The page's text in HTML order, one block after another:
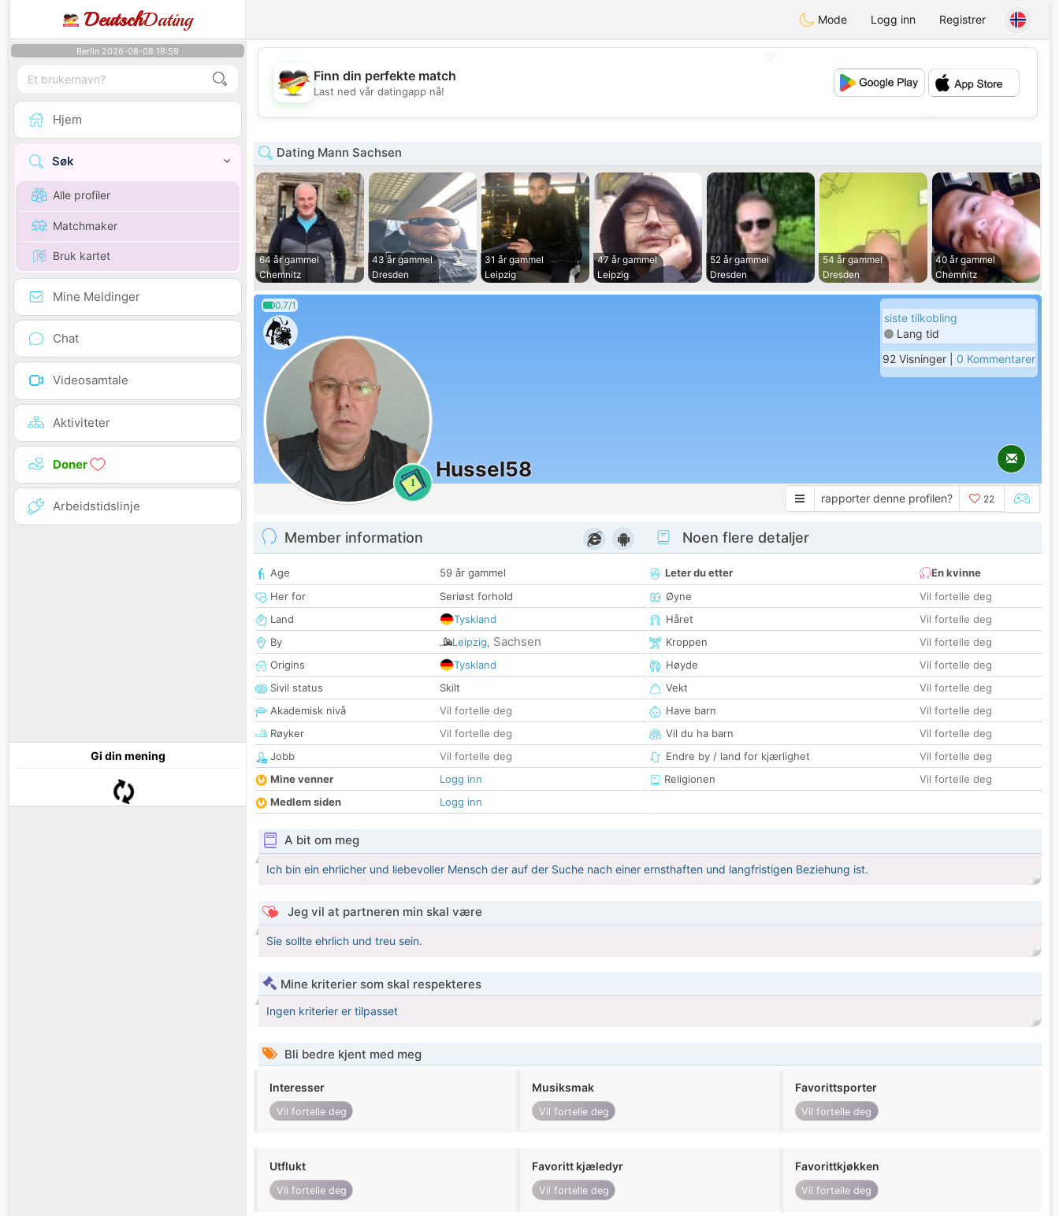
DeutschDating Mode Logg inn Registrer
Berlin 2026-08-08 18:59
Hjem
Søk
Alle profiler
Matchmaker
Bruk kartet
Mine Meldinger
Chat
Videosamtale
Aktiviteter
Doner
Arbeidstidslinje
Gi din mening
💖
💕
Finn din perfekte match
Last ned vår datingapp nå!
Dating Mann Sachsen
64 år gammel
Chemnitz
43 år gammel
Dresden
31 år gammel
Leipzig
47 år gammel
Leipzig
52 år gammel
Dresden
54 år gammel
Dresden
40 år gammel
Chemnitz
0.7/1
1
Hussel58
siste tilkobling
Lang tid
92 Visninger | 0 Kommentarer
rapporter denne profilen? 22
Member information
Age
59 år gammel
Her for
Seriøst forhold
Land
Tyskland
By
Leipzig, Sachsen
Origins
Tyskland
Sivil status
Skilt
Akademisk nivå
Vil fortelle deg
Røyker
Vil fortelle deg
Jobb
Vil fortelle deg
Mine venner
Logg inn
Medlem siden
Logg inn
Noen flere detaljer
Leter du etter
En kvinne
Øyne
Vil fortelle deg
Håret
Vil fortelle deg
Kroppen
Vil fortelle deg
Høyde
Vil fortelle deg
Vekt
Vil fortelle deg
Have barn
Vil fortelle deg
Vil du ha barn
Vil fortelle deg
Endre by / land for kjærlighet
Vil fortelle deg
Religionen
Vil fortelle deg
A bit om meg
Ich bin ein ehrlicher und liebevoller Mensch der auf der Suche nach einer ernsthaften und langfristigen Beziehung ist.
Jeg vil at partneren min skal være
Sie sollte ehrlich und treu sein.
Mine kriterier som skal respekteres
Ingen kriterier er tilpasset
Bli bedre kjent med meg
Interesser
Vil fortelle deg
Musiksmak
Vil fortelle deg
Favorittsporter
Vil fortelle deg
Utflukt
Vil fortelle deg
Favoritt kjæledyr
Vil fortelle deg
Favorittkjøkken
Vil fortelle deg